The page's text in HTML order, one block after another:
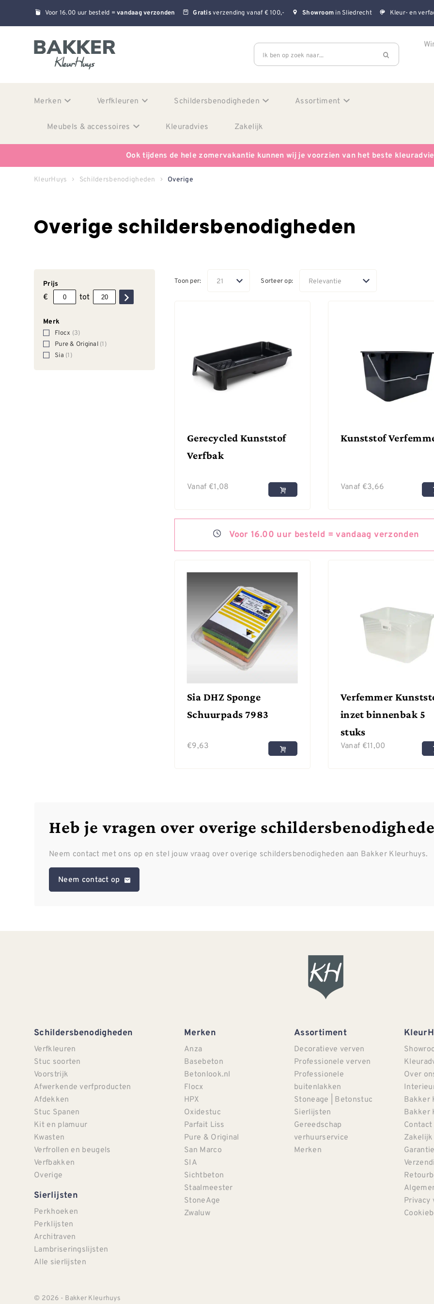
Voor 16.00 uur besteld =vandaag verzonden Gratisverzending vanaf € 100,- Showroom in Sliedrecht Kleur- en
Ik ben op zoek naar...
Merken Verfkleuren Schildersbenodigheden Assortiment
Meubels & accessoires Kleuradvies Zakelijk
Ook tijdens de hele zomervakantie kunnen wij je voorzien van het beste
KleurHuys Schildersbenodigheden Overige
Overige schildersbenodigheden
Prijs
€ tot
Merk
Flocx (3)
Pure & Original (1)
Sia (1)
Toon per: Sorteer op:
Gerecycled Kunststof
Verfbak
Vanaf €1,08
Kunststof
Vanaf €3,66
Voor 16.00 uur besteld =vandaag verzonden
Sia DHZ Sponge
Schuurpads 7983
€9,63
Verfemmer
inzet binnenbak 5
stuks
Vanaf €11,00
Heb je vragen over overige
Neem contact met ons op en stel jouw vraag over overige schildersbenodigheden aan Bakker Kleurhuys.
Neem contact op
Schildersbenodigheden
Verfkleuren
Stuc soorten
Voorstrijk
Afwerkende verfproducten
Afdekken
Stuc Spanen
Kit en plamuur
Kwasten
Verfrollen en beugels
Verfbakken
Overige
Sierlijsten
Perkhoeken
Perklijsten
Architraven
Lambriseringslijsten
Alle sierlijsten
Merken
Anza
Basebeton
Betonlook.nl
Flocx
HPX
Oxidestuc
Parfait Liss
Pure & Original
San Marco
SIA
Sichtbeton
Staalmeester
StoneAge
Zwaluw
Assortiment
Decoratieve verven
Professionele verven
Professionele
buitenlakken
Stoneage | Betonstuc
Sierlijsten
Gereedschap
verhuurservice
Merken
Over
Bakker
Bakker
Contact
Zakelijk
Garantie
Privacy
© 2026 - Bakker Kleurhuys